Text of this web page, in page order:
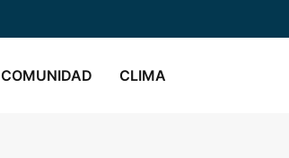
COMUNIDAD CLIMA